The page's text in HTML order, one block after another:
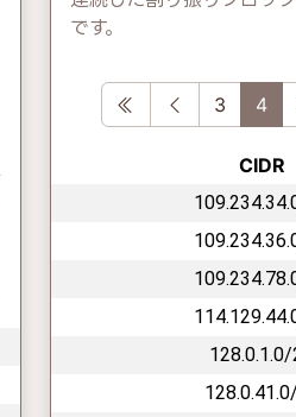
です。
First Previous
3 4
CIDR